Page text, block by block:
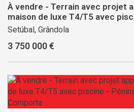
À vendre - Terrain avec projet
maison de luxe T4/T5 avec
Tróia, près de Comporta
Setúbal, Grândola
3 750 000 €